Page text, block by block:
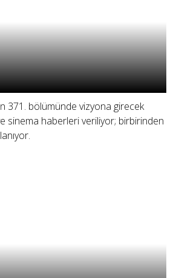
371. bölümünde vizyona girecek
sinema haberleri veriliyor; birbirinden